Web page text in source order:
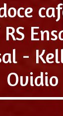
-
Ovidio